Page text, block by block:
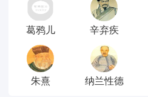
葛鸦儿 辛弃疾
朱熹 纳兰性德